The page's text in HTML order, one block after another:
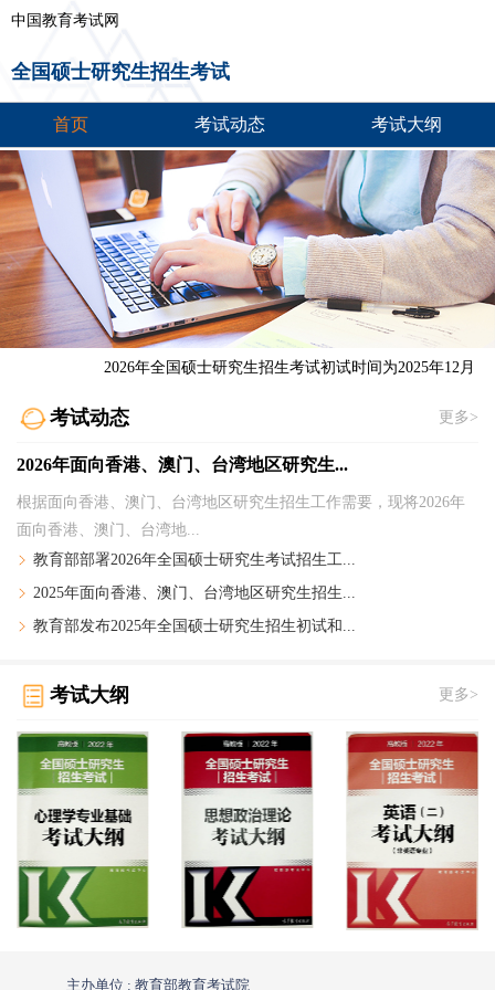
中国教育考试网
全国硕士研究生招生考试
首页 考试动态 考试大纲
2026年全国硕士研究生招生考试初试时间为2025年12月20
考试动态 更多>
2026年面向香港、澳门、台湾地区研究生...
根据面向香港、澳门、台湾地区研究生招生工作需要，现将2026年
面向香港、澳门、台湾地...
教育部部署2026年全国硕士研究生考试招生工...
2025年面向香港、澳门、台湾地区研究生招生...
教育部发布2025年全国硕士研究生招生初试和...
考试大纲 更多>
主办单位 : 教育部教育考试院